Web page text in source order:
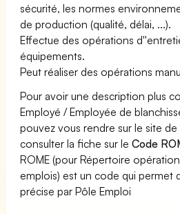
sécurité, les normes
de production (qualité, délai, ...).
Effectue des opérations
équipements.
Peut réaliser des opérations
Pour avoir une description plus
Employé / Employée de
pouvez vous rendre sur le site
consulter la fiche sur leCode
ROME (pour Répertoire
emplois) est un code qui permet
précise par Pôle Emploi